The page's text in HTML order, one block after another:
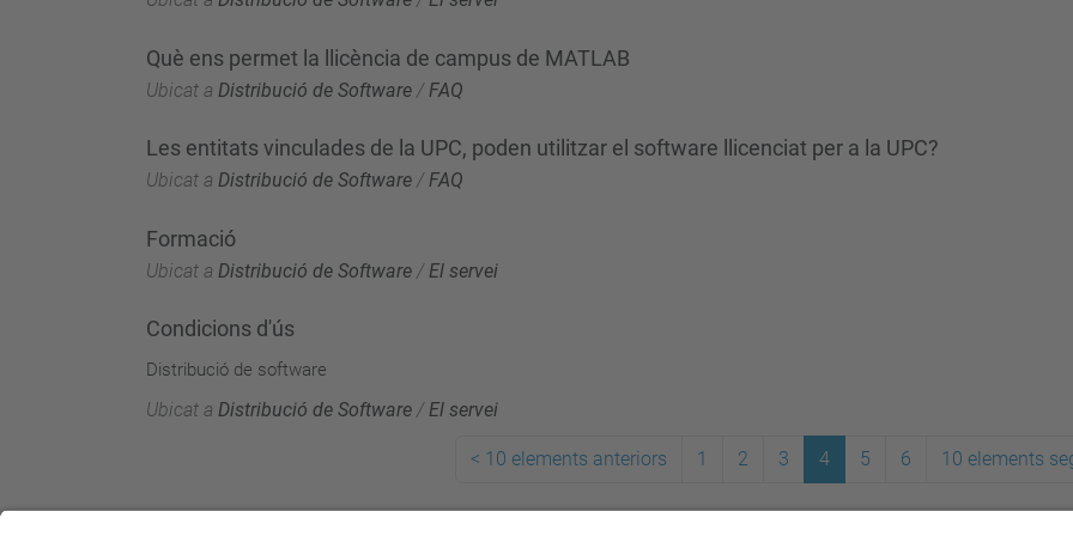
Què ens permet la llicència de campus de MATLAB
Ubicat a Distribució de Software / FAQ
Les entitats vinculades de la UPC, poden utilitzar el software llicenciat per a la UPC?
Ubicat a Distribució de Software /FAQ
Formació
Ubicat a Distribució de Software / El servei
Condicions d'ús
Distribució de software
Ubicat a Distribució de Software /El servei
< 10 elements anteriors 1 2 3 4 5 6 10 elements